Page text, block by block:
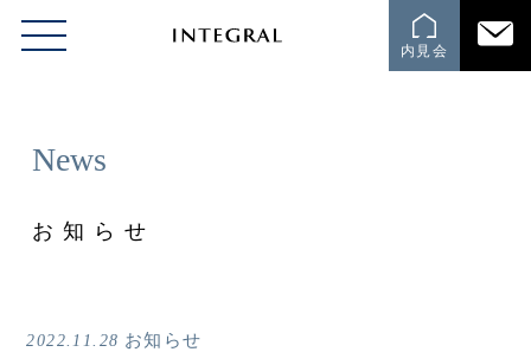
内見会
News
お知らせ
2022.11.28 お知らせ